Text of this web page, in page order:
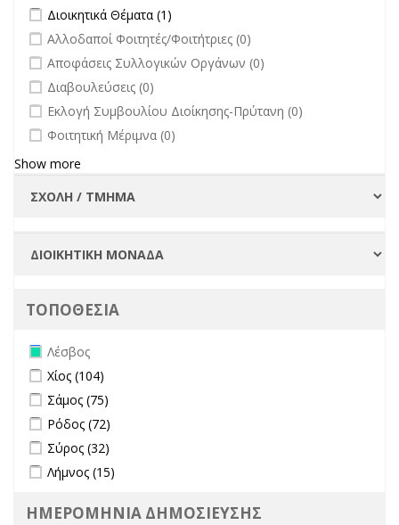
Apply Διοικητικά Θέματα filter
Διοικητικά Θέματα (1)
undefined
Αλλοδαποί Φοιτητές/Φοιτήτριες (0)
undefined
Αποφάσεις Συλλογικών Οργάνων (0)
undefined
Διαβουλεύσεις (0)
undefined
Εκλογή Συμβουλίου Διοίκησης-Πρύτανη (0)
undefined
Φοιτητική Μέριμνα (0)
Show more
ΤΟΠΟΘΕΣΙΑ
Remove Λέσβος filter
Λέσβος
Apply Χίος filter
Χίος (104)
Apply Σάμος filter
Σάμος (75)
Apply Ρόδος filter
Ρόδος (72)
Apply Σύρος filter
Σύρος (32)
Apply Λήμνος filter
Λήμνος (15)
ΗΜΕΡΟΜΗΝΙΑ ΔΗΜΟΣΙΕΥΣΗΣ